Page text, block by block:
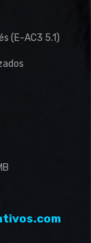
(E-AC3 5.1)